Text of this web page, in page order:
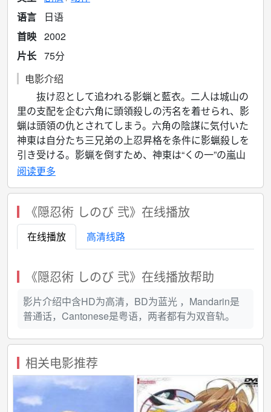
语言
日语
首映 2002
片长 75分
电影介绍
抜け忍として追われる影蝋と藍衣。二人は城山の
里の支配を企む六角に頭領殺しの汚名を着せられ、影
蝋は頭領の仇とされてしまう。六角の陰謀に気付いた
神東は自分たち三兄弟の上忍昇格を条件に影蝋殺しを
引き受ける。影蝋を倒すため、神東は“くの一”の嵐山
と手を組み“忍び殺し”の異名をもつ狂犬・神西を捨て
阅读更多
《隠忍術 しのび 弐》在线播放
在线播放 高清线路
《隠忍術 しのび 弐》在线播放帮助
影片介绍中含HD为高清，BD为蓝光 ，Mandarin是
普通话，Cantonese是粤语，两者都有为双音轨。
相关电影推荐